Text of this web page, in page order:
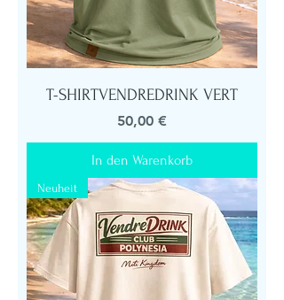
T-SHIRTVENDREDRINK VERT
Preis
50,00 €
In den Warenkorb
Neuheit